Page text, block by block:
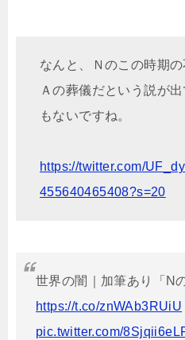
なんと、Ｎのこの時期
Ａの葬儀だという説が
もないですね。
https://twitter.com/
455640465408?s=20
世界の闇｜加筆あり「N
https://t.co/znWAb3RUiU
pic.twitter.com/